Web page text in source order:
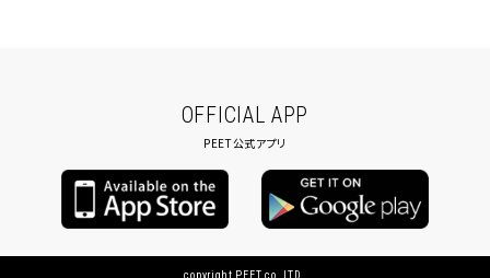
OFFICIAL APP
PEET公式アプリ
copyright PEET co.,LTD.